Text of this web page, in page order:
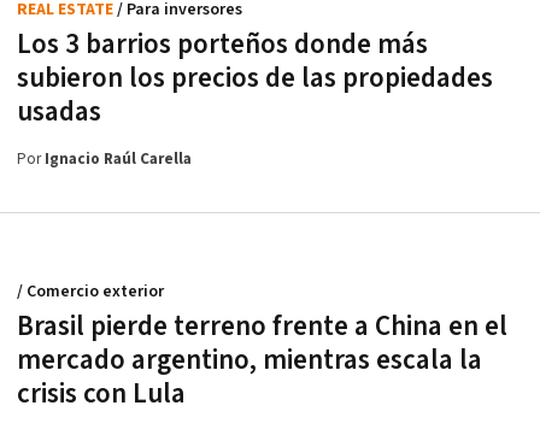
Los 3 barrios porteños donde más
subieron los precios de las propiedades
usadas
REAL ESTATE/ Para inversores
PorIgnacio Raúl Carella
Brasil pierde terreno frente a China en el
mercado argentino, mientras escala la
crisis con Lula
/ Comercio exterior